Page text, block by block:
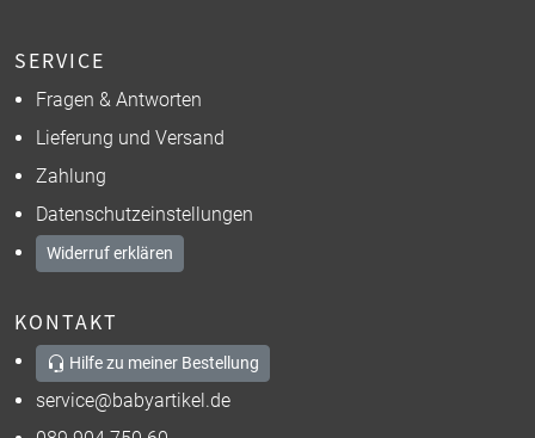
SERVICE
Fragen & Antworten
Lieferung und Versand
Zahlung
Datenschutzeinstellungen
Widerruf erklären
KONTAKT
Hilfe zu meiner Bestellung
service@babyartikel.de